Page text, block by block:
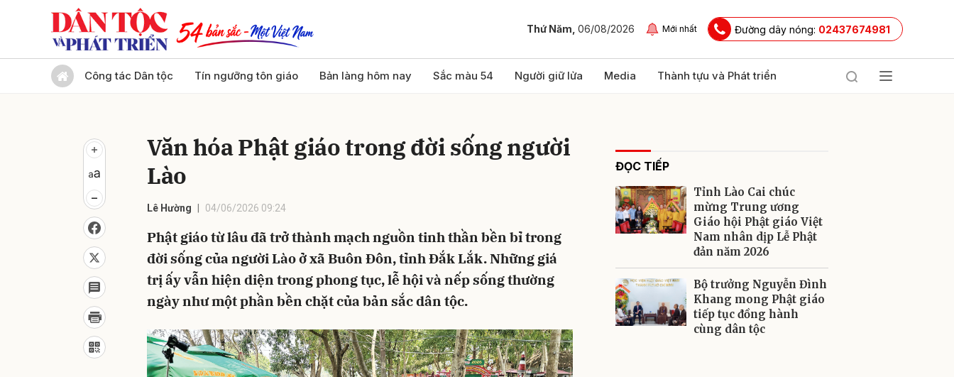
Thứ Năm, 06/08/2026 Mới nhất Đường dây nóng: 02437674981
Công tác Dân tộc Tín ngưỡng tôn giáo Bản làng hôm nay Sắc màu 54 Người giữ lửa Media Thành tựu và Phát triển
Văn hóa Phật giáo trong đời sống người
Lào
Lê Hường 04/06/2026 09:24
Phật giáo từ lâu đã trở thành mạch nguồn tinh thần bền bỉ trong
đời sống của người Lào ở xã Buôn Đôn, tỉnh Đắk Lắk. Những giá
trị ấy vẫn hiện diện trong phong tục, lễ hội và nếp sống thường
ngày như một phần bền chặt của bản sắc dân tộc.
ĐỌC TIẾP
Tỉnh Lào Cai chúc
mừng Trung ương
Giáo hội Phật giáo Việt
Nam nhân dịp Lễ Phật
đản năm 2026
Bộ trưởng Nguyễn Đình
Khang mong Phật giáo
tiếp tục đồng hành
cùng dân tộc
Gửi bình luận
Hủy Gửi